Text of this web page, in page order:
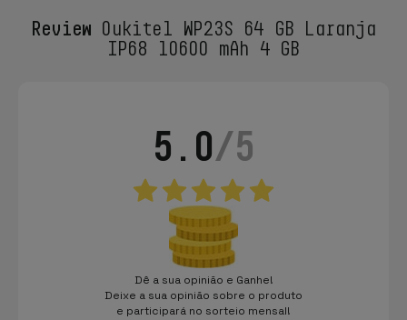
Review Oukitel WP23S 64 GB Laranja
IP68 10600 mAh 4 GB
5.0/5
Dê a sua opinião e Ganhe!
Deixe a sua opinião sobre o produto
e participará no sorteio mensal!